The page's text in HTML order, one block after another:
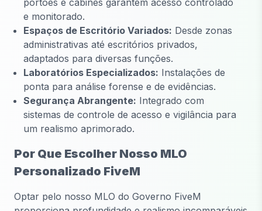
e monitorado.
Espaços de Escritório Variados: Desde zonas
administrativas até escritórios privados,
adaptados para diversas funções.
Laboratórios Especializados: Instalações de
ponta para análise forense e de evidências.
Segurança Abrangente: Integrado com
sistemas de controle de acesso e vigilância para
um realismo aprimorado.
Por Que Escolher Nosso MLO
Personalizado FiveM
Optar pelo nosso MLO do Governo FiveM